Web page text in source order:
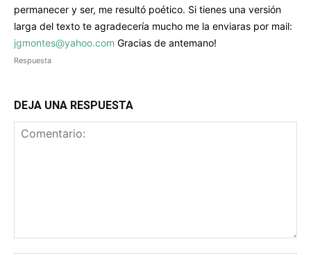
permanecer y ser, me resultó poético. Si tienes una versión
larga del texto te agradecería mucho me la enviaras por mail:
jgmontes@yahoo.com Gracias de antemano!
Respuesta
DEJA UNA RESPUESTA